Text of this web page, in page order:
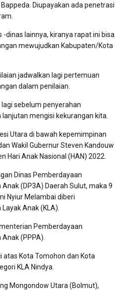
Diupayakan ada penetrasi
-dinas lainnya, kiranya rapat ini bisa
mewujudkan Kabupaten/Kota
jadwalkan lagi pertemuan
dalam penilaian.
sebelum penyerahan
mengisi kekurangan kita.
Utara di bawah kepemimpinan
Wakil Gubernur Steven Kandouw
Hari Anak Nasional (HAN) 2022.
Dinas Pemberdayaan
(DP3A) Daerah Sulut, maka 9
Nyiur Melambai diberi
Anak (KLA).
Pemberdayaan
(PPPA).
Kota Tomohon dan Kota
KLA Nindya.
Mongondow Utara (Bolmut),